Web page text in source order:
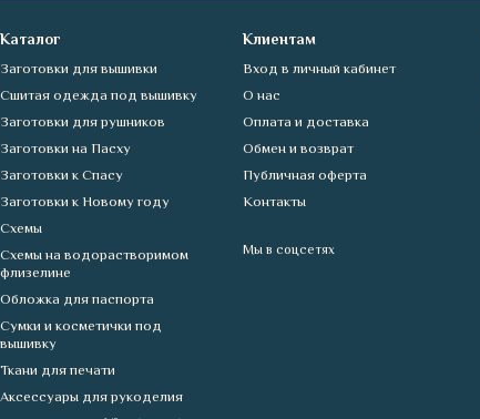
Каталог
Заготовки для вышивки
Сшитая одежда под вышивку
Заготовки для рушников
Заготовки на Пасху
Заготовки к Спасу
Заготовки к Новому году
Схемы
Схемы на водорастворимом
флизелине
Обложка для паспорта
Сумки и косметички под
вышивку
Ткани для печати
Аксессуары для рукоделия
Клиентам
Вход в личный кабинет
О нас
Оплата и доставка
Обмен и возврат
Публичная оферта
Контакты
Мы в соцсетях